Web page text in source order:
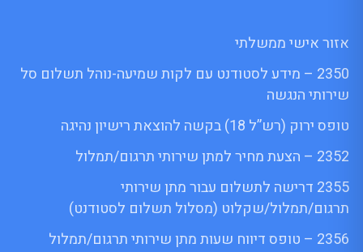
אזור אישי ממשלתי
2350 – מידע לסטודנט עם לקות שמיעה-נוהל תשלום סל
שירותי הנגשה
טופס ירוק (רש”ל 18) בקשה להוצאת רישיון נהיגה
2352 – הצעת מחיר למתן שירותי תרגום/תמלול
2355 דרישה לתשלום עבור מתן שירותי
תרגום/תמלול/שקלוט (מסלול תשלום לסטודנט)
2356 – טופס דיווח שעות מתן שירותי תרגום/תמלול